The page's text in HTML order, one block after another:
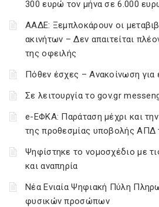
300 ευρώ τον μήνα σε 6.000
ΑΑΔΕ: Ξεμπλοκάρουν οι
ακινήτων – Δεν απαιτείται
της οφειλής
Πόθεν έσχες – Ανακοίνωση για
Σε λειτουργία το gov.gr
e-ΕΦΚΑ: Παράταση μέχρι και
της προθεσμίας υποβολής
Ψηφίστηκε το νομοσχέδιο με
και αναπηρία
Νέα Ενιαία Ψηφιακή Πύλη
φυσικών προσώπων